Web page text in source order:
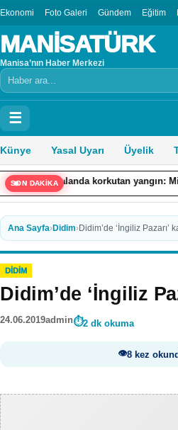
Ekonomi Foto Galeri Gündem Eğitim
MANİSATÜRK
Manisa’nın Haber Merkezi
Arama
☰
Künye Yasal Uyarı Üyelik
SON DAKİKA
korkutan yangın: Mikser
Ana Sayfa›Didim›Didim’de ‘İngiliz Pazarı’
DIDIM
Didim’de ‘İngiliz
24.06.2019admin 2 dk okuma
8 kez